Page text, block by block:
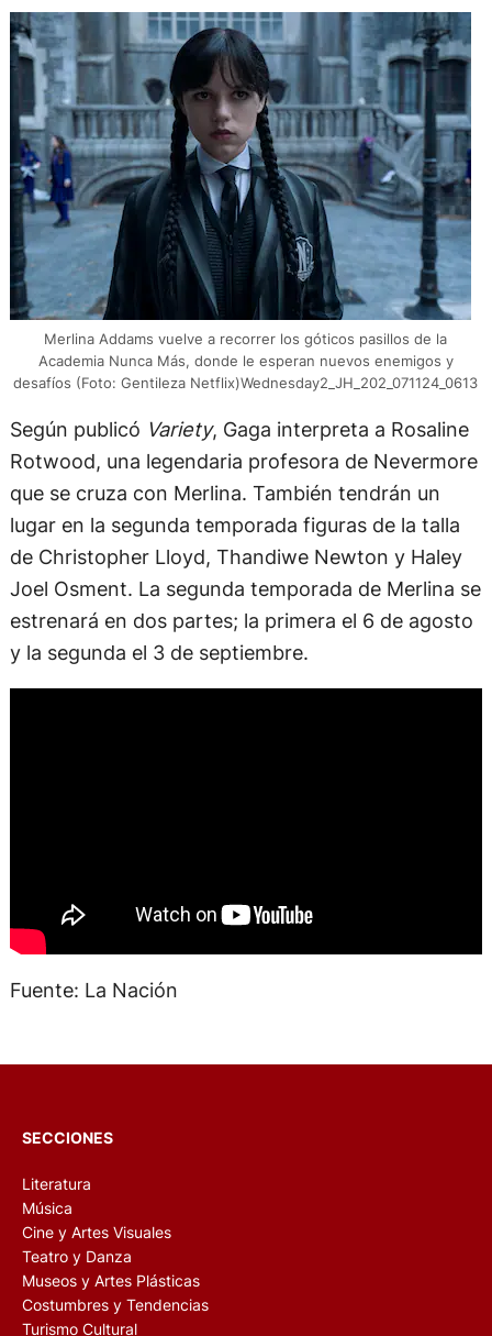
Merlina Addams vuelve a recorrer los góticos pasillos de la
Academia Nunca Más, donde le esperan nuevos enemigos y
desafíos (Foto: Gentileza Netflix)Wednesday2_JH_202_071124_0613
Según publicó Variety, Gaga interpreta a Rosaline
Rotwood, una legendaria profesora de Nevermore
que se cruza con Merlina. También tendrán un
lugar en la segunda temporada figuras de la talla
de Christopher Lloyd, Thandiwe Newton y Haley
Joel Osment. La segunda temporada de Merlina se
estrenará en dos partes; la primera el 6 de agosto
y la segunda el 3 de septiembre.
Fuente: La Nación
SECCIONES
Literatura
Música
Cine y Artes Visuales
Teatro y Danza
Museos y Artes Plásticas
Costumbres y Tendencias
Turismo Cultural